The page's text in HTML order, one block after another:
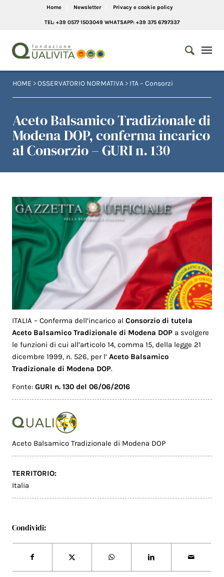
Home Newsletter Privacy e cookie policy
TEL: +39 0577 1503049 WHATSAPP: +39 375 6797337
HOME >OSSERVATORIO NORMATIVA > ITA – Consorzi
Aceto Balsamico Tradizionale di
Modena DOP, conferma incarico
al Consorzio – GURI n. 130
ITALIA – Conferma dell’incarico alConsorzio di tutela
Aceto Balsamico Tradizionale di Modena DOP a svolgere
le funzioni di cui all’articolo 14, comma 15, della legge 21
dicembre 1999, n. 526, per l’Aceto Balsamico
Tradizionale di Modena DOP.
Fonte:GURI n. 130 del 06/06/2016
Aceto Balsamico Tradizionale di Modena DOP
TERRITORIO:
Italia
Condividi: